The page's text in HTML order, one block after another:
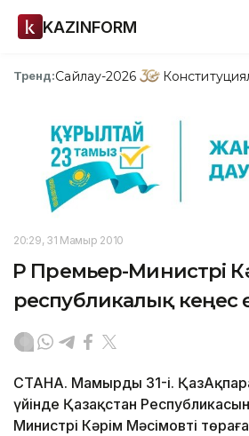
KAZINFORM
Тренд:Сайлау-2026
20:29, 31 Мамыр 2010
ҚР Премьер-Министрі
республикалық кеңес
СТАНА. Мамырдың 31-і.
үйінде Қазақстан
Министрі Кәрім Мәсімовтің